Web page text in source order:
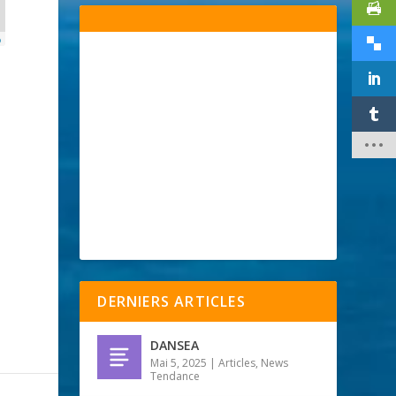
DERNIERS ARTICLES
DANSEA
Mai 5, 2025 |Articles, News
Tendance